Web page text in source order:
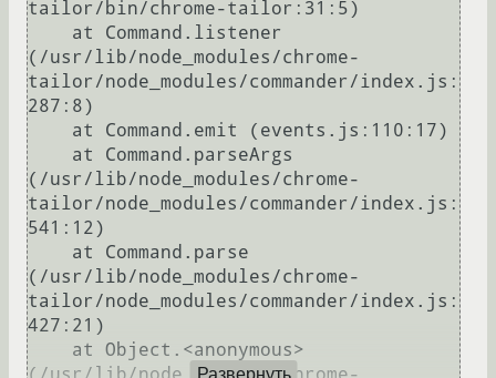
tailor/bin/chrome-tailor:31:5)
(/usr/lib/node_modules/chrome-
tailor/node_modules/commander/index.js:
287:8)
(/usr/lib/node_modules/chrome-
tailor/node_modules/commander/index.js:
541:12)
(/usr/lib/node_modules/chrome-
tailor/node_modules/commander/index.js:
427:21)
Развернуть